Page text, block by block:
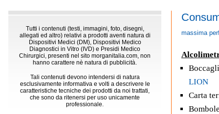
Tutti i contenuti (testi, immagini, foto, disegni,
allegati ed altro) relativi a prodotti aventi natura di
Dispositivi Medici (DM), Dispositivi Medico
Diagnostici in Vitro (IVD) e Presidi Medico
Chirurgici, presenti nel sito morganitalia.com, non
hanno carattere nè natura di pubblicità.
Tali contenuti devono intendersi di natura
esclusivamente informativa e volti a descrivere le
caratteristiche tecniche dei prodotti da noi trattati,
che sono da ritenersi per uso unicamente
professionale.
massima
LION
Carta